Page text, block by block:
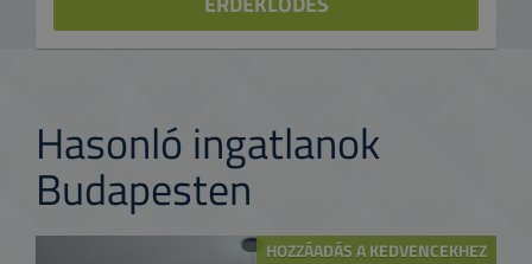
Hasonló ingatlanok
Budapesten
HOZZÁADÁS A KEDVENCEKHEZ